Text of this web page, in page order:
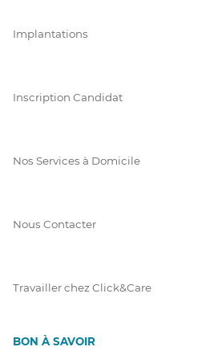
Implantations
Inscription Candidat
Nos Services à Domicile
Nous Contacter
Travailler chez Click&Care
BON À SAVOIR